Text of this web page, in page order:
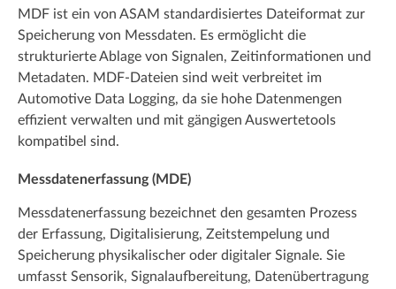
MDF ist ein von ASAM standardisiertes Dateiformat zur
Speicherung von Messdaten. Es ermöglicht die
strukturierte Ablage von Signalen, Zeitinformationen und
Metadaten. MDF-Dateien sind weit verbreitet im
Automotive Data Logging, da sie hohe Datenmengen
effizient verwalten und mit gängigen Auswertetools
kompatibel sind.
Messdatenerfassung (MDE)
Messdatenerfassung bezeichnet den gesamten Prozess
der Erfassung, Digitalisierung, Zeitstempelung und
Speicherung physikalischer oder digitaler Signale. Sie
umfasst Sensorik, Signalaufbereitung, Datenübertragung